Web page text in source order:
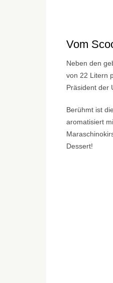
Vom
Neben den
von 22 Litern
Präsident der
Berühmt ist
aromatisiert
Dessert!